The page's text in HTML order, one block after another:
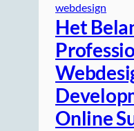
webdesign
Het
Online